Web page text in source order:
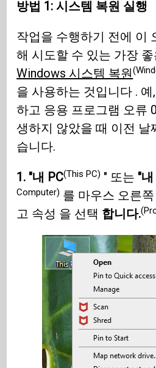
방법 1: 시스템 복원 실행
작업을 수행하기 전에 이
해 시도할 수 있는 가장
Windows 시스템 복원
을 사용하는 것입니다 .
하고 응용 프로그램 오류
생하지 않았을 때 이전 날
습니다.
1. "내 PC(This PC) " 또는 "
Computer) 를 마우스 오른
고 속성 을 선택 합니다.